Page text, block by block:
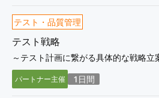
テスト・品質管理
テスト戦略
～テスト計画に繋がる具体的な戦略立
パートナー主催 1日間